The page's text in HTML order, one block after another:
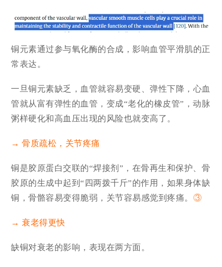
铜元素通过参与氧化酶的合成，影响血管平滑肌的正
常表达。
一旦铜元素缺乏，血管就容易变硬、弹性下降，心血
管就从富有弹性的血管，变成“老化的橡皮管”，动脉
粥样硬化和高血压出现的风险也就变高了。
→ 骨质疏松，关节疼痛
铜是胶原蛋白交联的“焊接剂”，在骨再生和保护、骨
胶原的生成中起到“四两拨千斤”的作用，如果身体缺
铜，骨骼容易变得脆弱，关节容易感觉到疼痛。 ③
→ 衰老得更快
缺铜对衰老的影响，表现在两方面。